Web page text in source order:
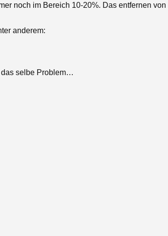
noch im Bereich 10-20%. Das entfernen von
anderem:
das selbe Problem…